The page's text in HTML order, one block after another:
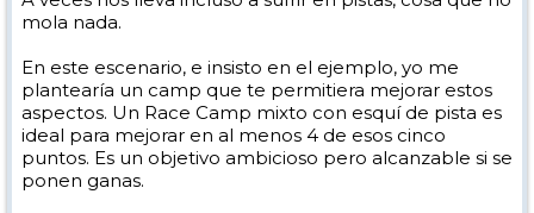
mola nada.
En este escenario, e insisto en el ejemplo, yo me
plantearía un camp que te permitiera mejorar estos
aspectos. Un Race Camp mixto con esquí de pista es
ideal para mejorar en al menos 4 de esos cinco
puntos. Es un objetivo ambicioso pero alcanzable si se
ponen ganas.